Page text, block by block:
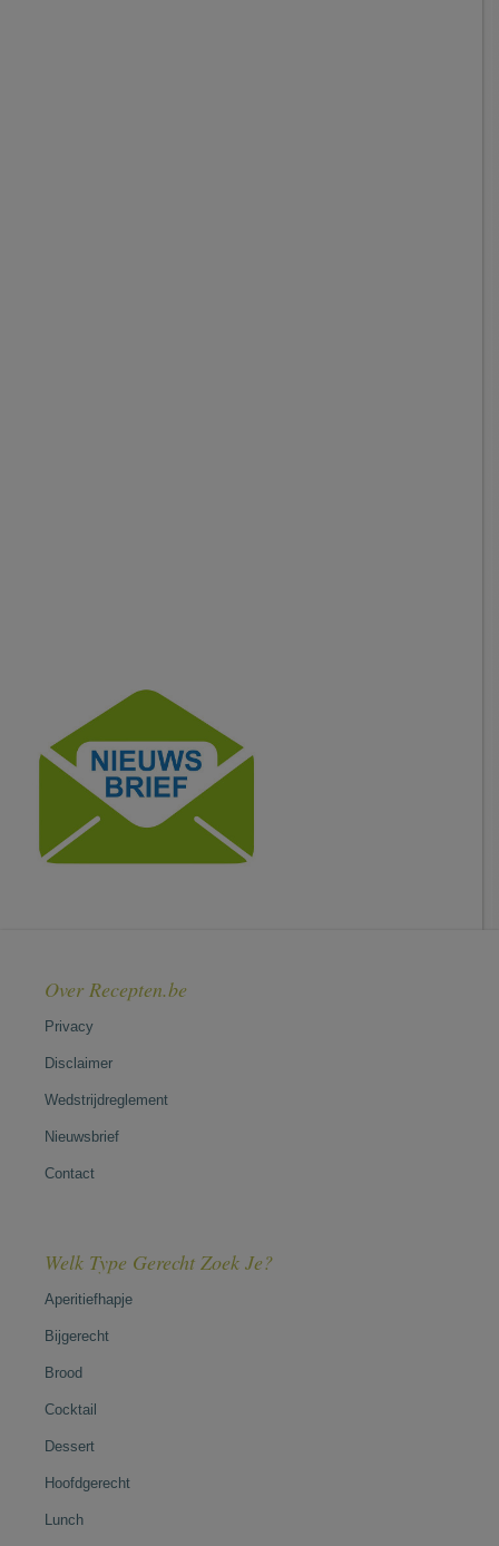
Over Recepten.be
Privacy
Disclaimer
Wedstrijdreglement
Nieuwsbrief
Contact
Welk Type Gerecht Zoek Je?
Aperitiefhapje
Bijgerecht
Brood
Cocktail
Dessert
Hoofdgerecht
Lunch